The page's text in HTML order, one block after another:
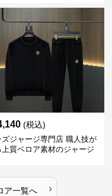
(税込)
ズジャージ専門店 職人技が
上質ベロア素材のジャージ
ア一覧へ ›